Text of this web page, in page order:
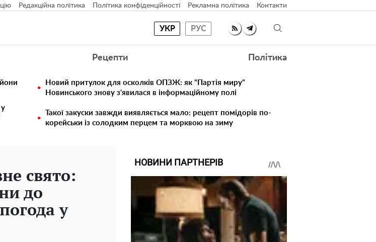
Редакційна політика Політика конфіденційності Рекламна політика Контакти
УКР РУС
Рецепти Політика
Новий притулок для осколків ОПЗЖ: як "Партія миру"
Новинського знову з'явилася в інформаційному полі
Такої закуски завжди виявляється мало: рецепт помідорів по-
корейськи із солодким перцем та морквою на зиму
свято:
до
у
НОВИНИ ПАРТНЕРІВ